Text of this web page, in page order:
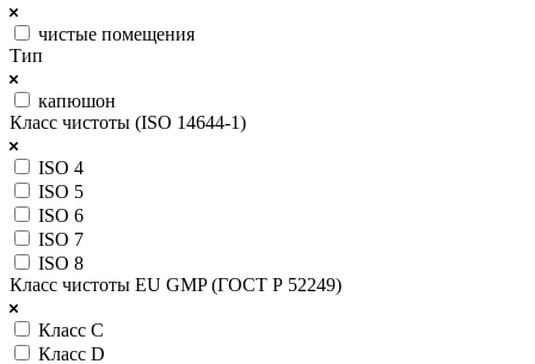
чистые помещения
Тип
капюшон
Класс чистоты (ISO 14644-1)
ISO 4
ISO 5
ISO 6
ISO 7
ISO 8
Класс чистоты EU GMP (ГОСТ Р 52249)
Класс C
Класс D